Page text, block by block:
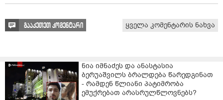
გააკეთეთ კომენტარი ყველა კომენტარის ნახვა
ნია იმნაძეს და ანასტასია
ბერუაშვილს ბრალდება წარედგინათ
- რამდენ წლიანი პატიმრობა
ემუქრებათ არასრულწლოვნებს?